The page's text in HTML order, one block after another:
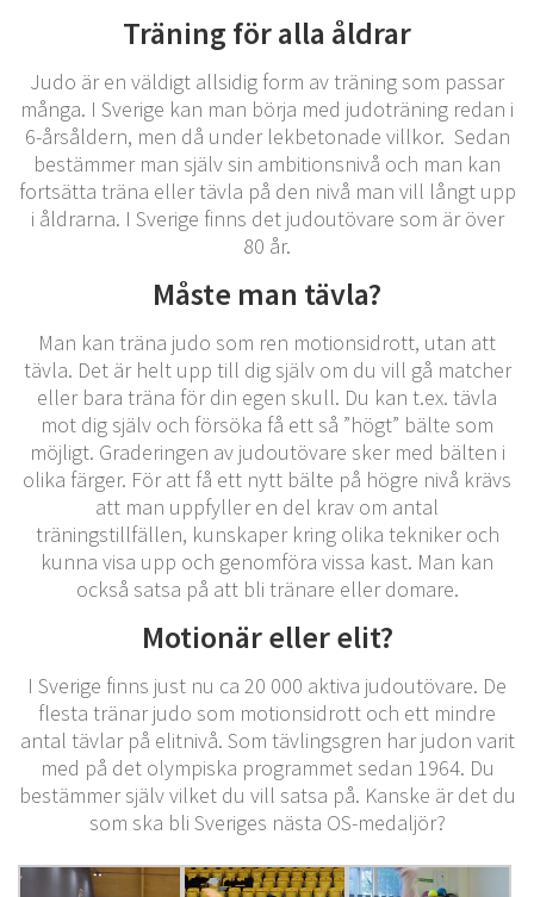
Träning för alla åldrar
Judo är en väldigt allsidig form av träning som passar
många. I Sverige kan man börja med judoträning redan i
6-årsåldern, men då under lekbetonade villkor. Sedan
bestämmer man själv sin ambitionsnivå och man kan
fortsätta träna eller tävla på den nivå man vill långt upp
i åldrarna. I Sverige finns det judoutövare som är över
80 år.
Måste man tävla?
Man kan träna judo som ren motionsidrott, utan att
tävla. Det är helt upp till dig själv om du vill gå matcher
eller bara träna för din egen skull. Du kan t.ex. tävla
mot dig själv och försöka få ett så ”högt” bälte som
möjligt. Graderingen av judoutövare sker med bälten i
olika färger. För att få ett nytt bälte på högre nivå krävs
att man uppfyller en del krav om antal
träningstillfällen, kunskaper kring olika tekniker och
kunna visa upp och genomföra vissa kast. Man kan
också satsa på att bli tränare eller domare.
Motionär eller elit?
I Sverige finns just nu ca 20 000 aktiva judoutövare. De
flesta tränar judo som motionsidrott och ett mindre
antal tävlar på elitnivå. Som tävlingsgren har judon varit
med på det olympiska programmet sedan 1964. Du
bestämmer själv vilket du vill satsa på. Kanske är det du
som ska bli Sveriges nästa OS-medaljör?